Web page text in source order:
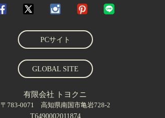
PCサイト
GLOBAL SITE
有限会社 トヨクニ
〒783-0071 高知県南国市亀岩728-2
T6490002011874